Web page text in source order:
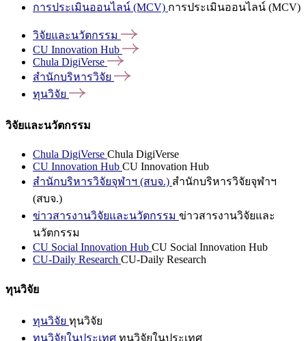
การประเมินออนไลน์ (MCV) การประเมินออนไลน์ (MCV)
วิจัยและนวัตกรรม
CU Innovation Hub
Chula DigiVerse
สำนักบริหารวิจัย
ทุนวิจัย
วิจัยและนวัตกรรม
Chula DigiVerse Chula DigiVerse
CU Innovation Hub CU Innovation Hub
สำนักบริหารวิจัยจุฬาฯ (สบจ.) สำนักบริหารวิจัยจุฬาฯ
(สบจ.)
ข่าวสารงานวิจัยและนวัตกรรม ข่าวสารงานวิจัยและ
นวัตกรรม
CU Social Innovation Hub CU Social Innovation Hub
CU-Daily Research CU-Daily Research
ทุนวิจัย
ทุนวิจัย ทุนวิจัย
ทุนวิจัยในประเทศ ทุนวิจัยในประเทศ